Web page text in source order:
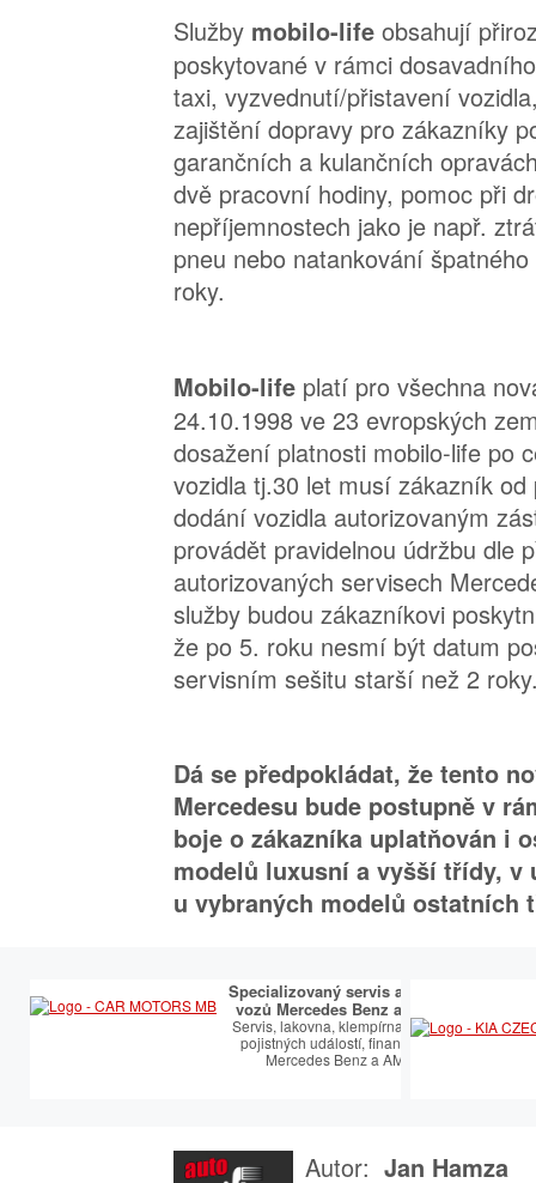
Služby mobilo-life obsahují
poskytované v rámci
taxi, vyzvednutí/přistavení
zajištění dopravy pro zákazníky
garančních a kulančních
dvě pracovní hodiny, pomoc při
nepříjemnostech jako je např.
pneu nebo natankování
roky.
Mobilo-life platí pro všechna
24.10.1998 ve 23 evropských
dosažení platnosti mobilo-life po
vozidla tj.30 let musí zákazník
dodání vozidla autorizovaným
provádět pravidelnou údržbu dle
autorizovaných servisech
služby budou zákazníkovi
že po 5. roku nesmí být datum
servisním sešitu starší než 2
Dá se předpokládat, že tento
Mercedesu bude postupně v
boje o zákazníka uplatňován i
modelů luxusní a vyšší třídy, v
u vybraných modelů ostatních
Specializovaný servis a prodej
vozů Mercedes Benz a AMG.
Servis, lakovna, klempírna, řešení
pojistných událostí, financování
Mercedes Benz a AMG.
Autor: Jan Hamza